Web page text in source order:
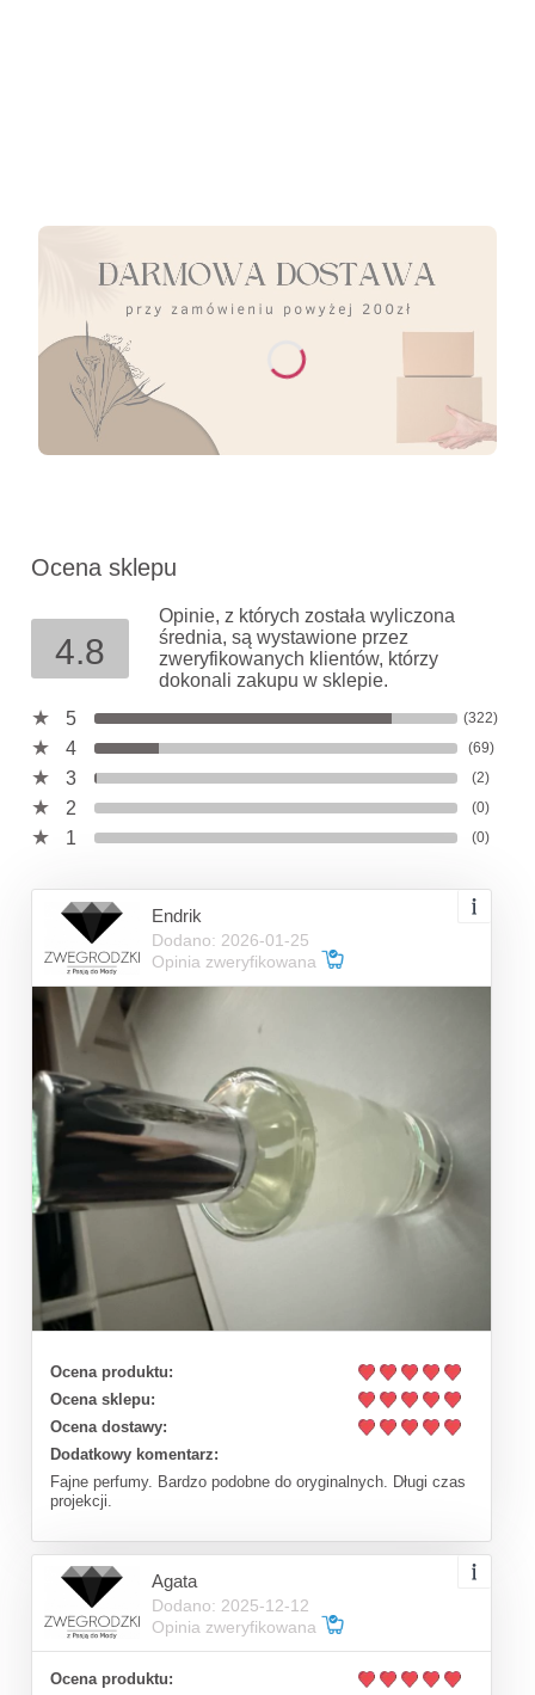
Ocena sklepu
4.8
Opinie, z których została wyliczona
średnia, są wystawione przez
zweryfikowanych klientów, którzy
dokonali zakupu w sklepie.
5
(322)
4 (69)
3 (2)
2 (0)
1 (0)
Endrik
Dodano: 2026-01-25
Opinia zweryfikowana
Ocena produktu:
Ocena sklepu:
Ocena dostawy:
Dodatkowy komentarz:
Fajne perfumy. Bardzo podobne do oryginalnych. Długi czas
projekcji.
Agata
Dodano: 2025-12-12
Opinia zweryfikowana
Ocena produktu: